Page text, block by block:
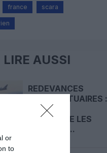
or
to
france scara
LIRE AUSSI
REDEVANCES
AÉROPORTUAIRES :
LE SCARA
CONTESTE LES
HAUSSES...